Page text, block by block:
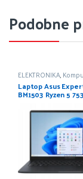
Podobne
ELEKTRONIKA,
Laptop Asus
BM1503 Ryzen 5
DDR5 768GB Win 11